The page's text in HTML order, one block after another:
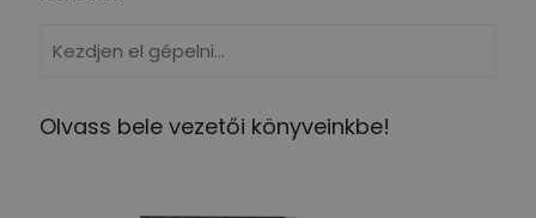
Olvass bele vezetői könyveinkbe!